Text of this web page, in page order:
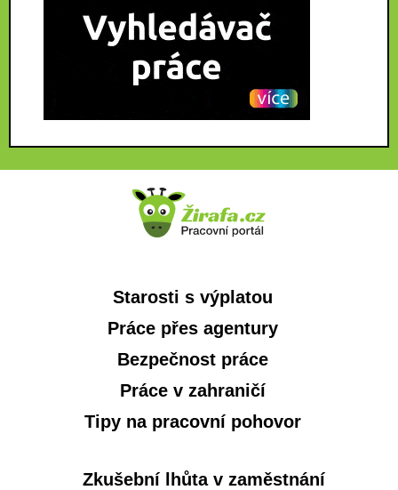
Starosti s výplatou
Práce přes agentury
Bezpečnost práce
Práce v zahraničí
Tipy na pracovní pohovor
Zkušební lhůta v zaměstnání